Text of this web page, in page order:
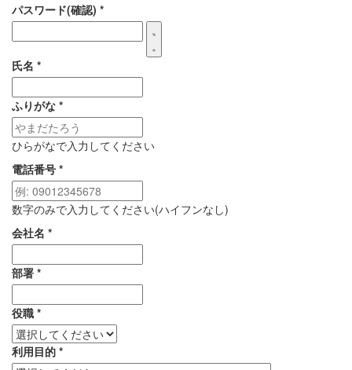
パスワード(確認) *
氏名 *
ふりがな *
ひらがなで入力してください
電話番号 *
数字のみで入力してください(ハイフンなし)
会社名 *
部署 *
役職 *
利用目的 *